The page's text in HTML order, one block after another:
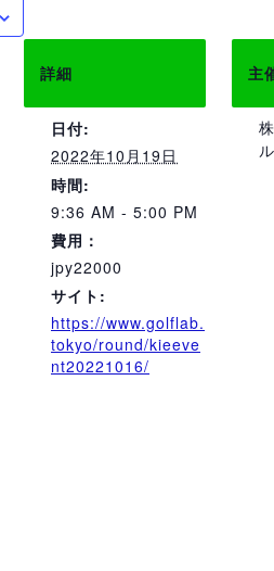
詳細
日付:
2022年10月19日
時間:
9:36 AM - 5:00 PM
費用：
jpy22000
サイト:
https://www.golflab.
tokyo/round/kieeve
nt20221016/
主